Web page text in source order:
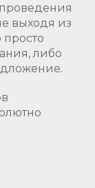
выходя из
либо